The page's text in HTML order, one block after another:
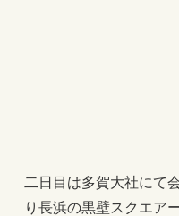
二日目は多賀大社にて
り長浜の黒壁スクエア